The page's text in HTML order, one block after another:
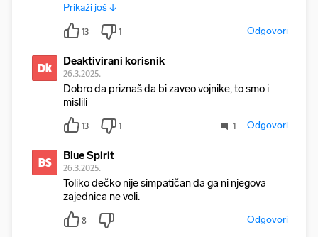
Prikaži još ↓
13 1 Odgovori
Dk Deaktivirani korisnik
26.3.2025.
Dobro da priznaš da bi zaveo vojnike, to smo i
mislili
13 1 1 Odgovori
BS Blue Spirit
26.3.2025.
Toliko dečko nije simpatičan da ga ni njegova
zajednica ne voli.
8 Odgovori